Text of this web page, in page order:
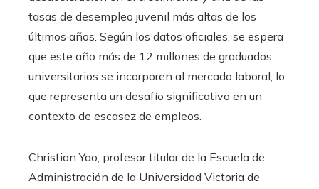
tasas de desempleo juvenil más altas de los
últimos años. Según los datos oficiales, se espera
que este año más de 12 millones de graduados
universitarios se incorporen al mercado laboral, lo
que representa un desafío significativo en un
contexto de escasez de empleos.
Christian Yao, profesor titular de la Escuela de
Administración de la Universidad Victoria de